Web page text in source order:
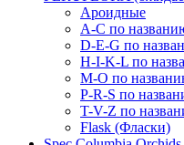
Ароидные
A-C по
D-E-G по
H-I-K-L по
M-O по
P-R-S по
T-V-Z по
Flask (Фласки)